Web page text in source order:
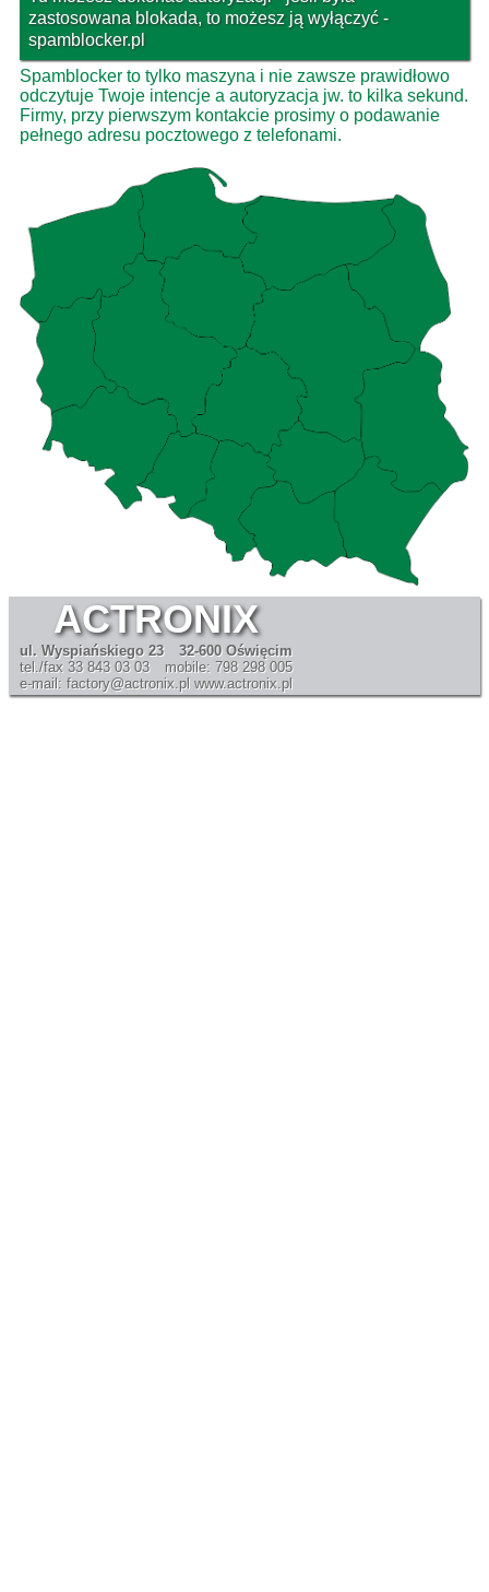
zastosowana blokada, to możesz ją wyłączyć -
spamblocker.pl
Spamblocker to tylko maszyna i nie zawsze prawidłowo
odczytuje Twoje intencje a autoryzacja jw. to kilka sekund.
Firmy, przy pierwszym kontakcie prosimy o podawanie
pełnego adresu pocztowego z telefonami.
ACTRONIX
ul. Wyspiańskiego 23
tel./fax 33 843 03 03
e-mail: factory@actronix.pl
32-600 Oświęcim
mobile: 798 298 005
www.actronix.pl